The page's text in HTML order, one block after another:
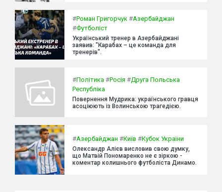
#Роман Григорчук #Азербайджан
#Футболіст
Український тренер в Азербайджані
заявив: "Карабах – це команда для
тренерів".
#Політика #Росія #Друга Польська
Республіка
Повернення Мудрика: українського гравця
асоціюють із Волинською трагедією.
#Азербайджан #Київ #Кубок України
Олександр Алієв висловив свою думку,
що Матвій Пономаренко не є зіркою -
коментар колишнього футболіста Динамо.